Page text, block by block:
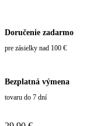
Doručenie zadarmo
pre zásielky nad 100 €
Bezplatná výmena
tovaru do 7 dní